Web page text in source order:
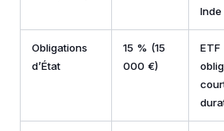
Inde
Obligations
d’État
15 % (15
000 €)
ETF